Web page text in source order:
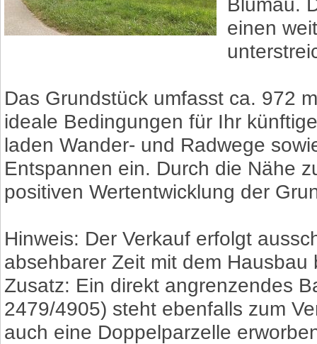
einen
Das Grundstück umfasst ca. 972
ideale Bedingungen für Ihr
laden Wander- und Radwege
Entspannen ein. Durch die Nähe
positiven Wertentwicklung der
Hinweis: Der Verkauf erfolgt
absehbarer Zeit mit dem Hausbau
Zusatz: Ein direkt angrenzendes
2479/4905) steht ebenfalls zum
auch eine Doppelparzelle